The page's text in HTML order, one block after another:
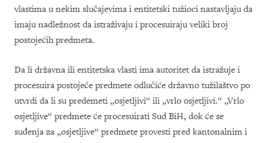
vlastima u nekim slučajevima i entitetski tužioci nastavljaju da
imaju nadležnost da istraživaju i procesuiraju veliki broj
postojećih predmeta.
Da li državna ili entitetska vlasti ima autoritet da istražuje i
procesuira postojeće predmete odlučiće državno tužilaštvo po
utvrdi da li su predemeti „osjetljivi“ ili „vrlo osjetljivi.“ „Vrlo
osjetljive“ predmete će procesuirati Sud BiH, dok će se
suđenja za „osjetljive“ predmete provesti pred kantonalnim i